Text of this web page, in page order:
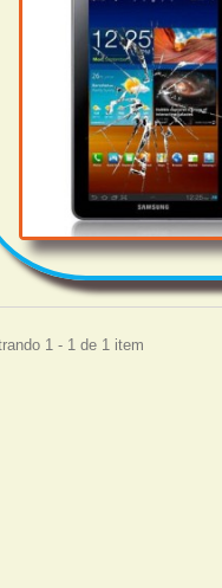
1 - 1 de 1 item